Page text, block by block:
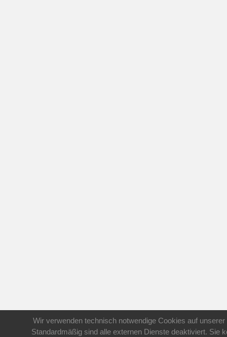
Wir verwenden technisch notwendige Cookies auf
Standardmäßig sind alle externen Dienste deaktiviert. Sie